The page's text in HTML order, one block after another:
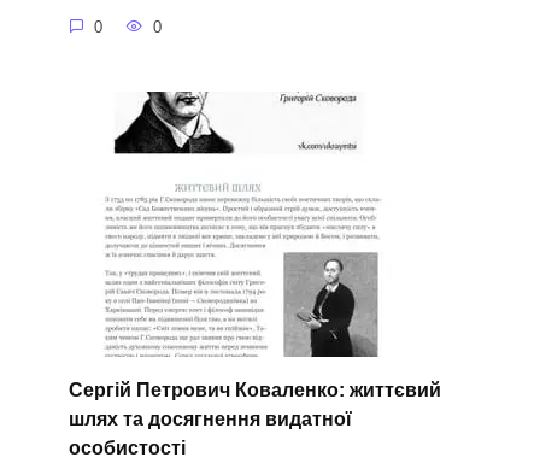
0 0
Сергій Петрович Коваленко: життєвий
шлях та досягнення видатної
особистості